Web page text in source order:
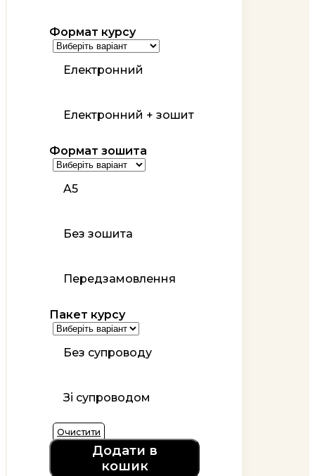
Формат курсу
Електронний
Електронний + зошит
Формат зошита
A5
Без зошита
Передзамовлення
Пакет курсу
Без супроводу
Зі супроводом
Очистити
Додати в
кошик